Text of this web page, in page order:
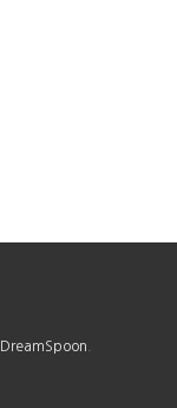
DreamSpoon